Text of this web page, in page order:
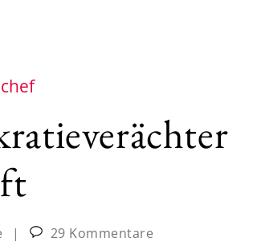
|
29 Kommentare